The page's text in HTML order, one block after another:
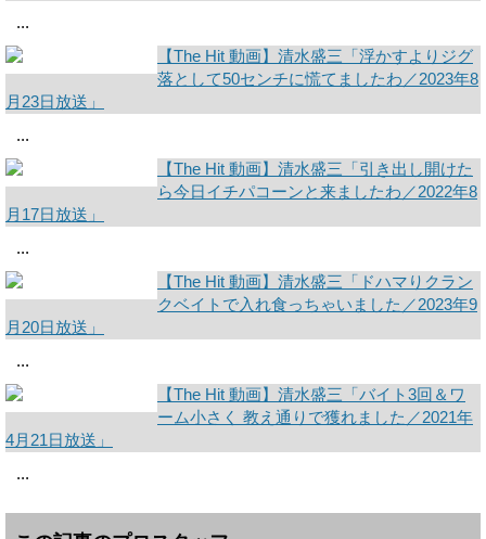
...
【The Hit 動画】清水盛三「浮かすよりジグ
落として50センチに慌てましたわ／2023年8
月23日放送」
...
【The Hit 動画】清水盛三「引き出し開けた
ら今日イチパコーンと来ましたわ／2022年8
月17日放送」
...
【The Hit 動画】清水盛三「ドハマりクラン
クベイトで入れ食っちゃいました／2023年9
月20日放送」
...
【The Hit 動画】清水盛三「バイト3回＆ワ
ーム小さく 教え通りで獲れました／2021年
4月21日放送」
...